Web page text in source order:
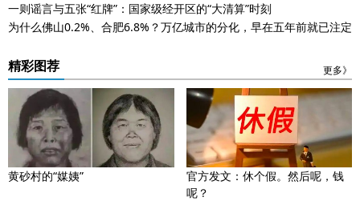
一则谣言与五张“红牌”：国家级经开区的“大清算”时刻
为什么佛山0.2%、合肥6.8%？万亿城市的分化，早在五年前就已注定
精彩图荐 更多》
黄砂村的“媒姨”
官方发文：休个假。然后呢，钱
呢？